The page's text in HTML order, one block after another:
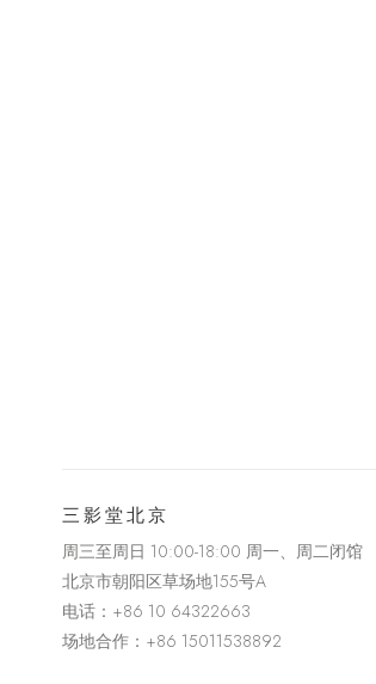
三影堂北京
周三至周日 10:00-18:00 周一、周二闭馆
北京市朝阳区草场地155号A
电话： +86 10 64322663
场地合作：+86 15011538892